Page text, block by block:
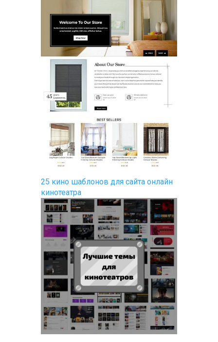
25 кино шаблонов для сайта онлайн
кинотеатра